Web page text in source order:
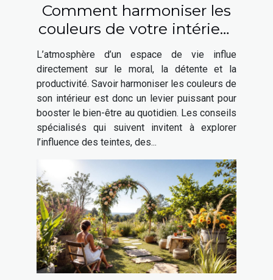
Comment harmoniser les
couleurs de votre intérieur
pour booster votre bien-
être ?
L’atmosphère d’un espace de vie influe
directement sur le moral, la détente et la
productivité. Savoir harmoniser les couleurs de
son intérieur est donc un levier puissant pour
booster le bien-être au quotidien. Les conseils
spécialisés qui suivent invitent à explorer
l’influence des teintes, des...